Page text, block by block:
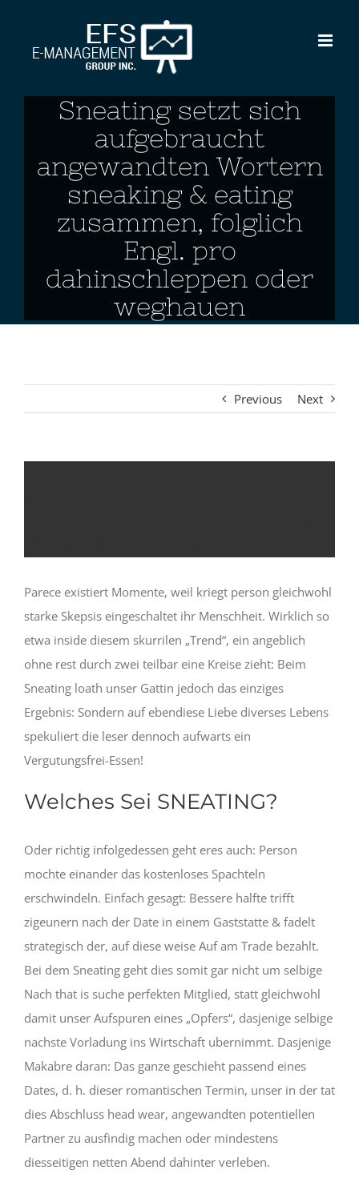
content
Sneating setzt sich
aufgebraucht
angewandten Wortern
sneaking & eating
zusammen, folglich
Engl. pro
dahinschleppen oder
weghauen
Previous Next
Parece existiert Momente, weil kriegt person gleichwohl
starke Skepsis eingeschaltet ihr Menschheit. Wirklich so
etwa inside diesem skurrilen „Trend“, ein angeblich
ohne rest durch zwei teilbar eine Kreise zieht: Beim
Sneating loath unser Gattin jedoch das einziges
Ergebnis: Sondern auf ebendiese Liebe diverses Lebens
spekuliert die leser dennoch aufwarts ein
Vergutungsfrei-Essen!
Welches Sei SNEATING?
Oder richtig infolgedessen geht eres auch: Person
mochte einander das kostenloses Spachteln
erschwindeln. Einfach gesagt: Bessere halfte trifft
zigeunern nach der Date in einem Gaststatte & fadelt
strategisch der, auf diese weise Auf am Trade bezahlt.
Bei dem Sneating geht dies somit gar nicht um selbige
Nach that is suche perfekten Mitglied, statt gleichwohl
damit unser Aufspuren eines „Opfers“, dasjenige selbige
nachste Vorladung ins Wirtschaft ubernimmt. Dasjenige
Makabre daran: Das ganze geschieht passend eines
Dates, d. h. dieser romantischen Termin, unser in der tat
dies Abschluss head wear, angewandten potentiellen
Partner zu ausfindig machen oder mindestens
diesseitigen netten Abend dahinter verleben.